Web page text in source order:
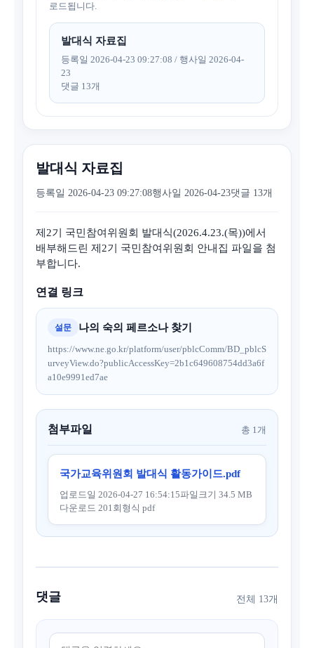
로드됩니다.
발대식 자료집
등록일 2026-04-23 09:27:08 / 행사일 2026-04-
23
댓글 13개
발대식 자료집
등록일 2026-04-23 09:27:08행사일 2026-04-23댓글 13개
제2기 국민참여위원회 발대식(2026.4.23.(목))에서
배부해드린 제2기 국민참여위원회 안내집 파일을 첨
부합니다.
연결 링크
설문 나의 숙의 페르소나 찾기
https://www.ne.go.kr/platform/user/pblcComm/BD_pblcS
urveyView.do?publicAccessKey=2b1c649608754dd3a6f
a10e9991ed7ae
첨부파일 총 1개
국가교육위원회 발대식 활동가이드.pdf
업로드일 2026-04-27 16:54:15파일크기 34.5 MB
다운로드 201회 형식 pdf
댓글 전체 13개